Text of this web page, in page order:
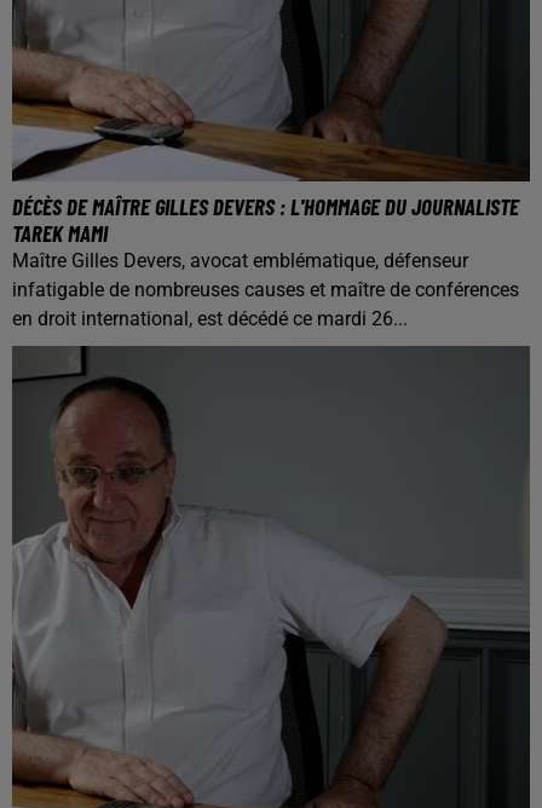
DÉCÈS DE MAÎTRE GILLES DEVERS : L'HOMMAGE DU JOURNALISTE
TAREK MAMI
Maître Gilles Devers, avocat emblématique, défenseur
infatigable de nombreuses causes et maître de conférences
en droit international, est décédé ce mardi 26...